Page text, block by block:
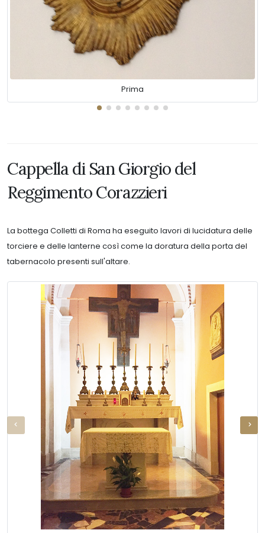
Prima
Cappella di San Giorgio del
Reggimento Corazzieri
La bottega Colletti di Roma ha eseguito lavori di lucidatura delle
torciere e delle lanterne così come la doratura della porta del
tabernacolo presenti sull'altare.